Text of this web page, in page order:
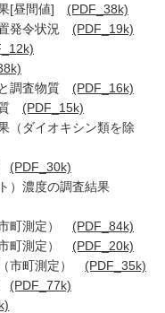
[昼間値] (PDF_38k)
発令状況 (PDF_19k)
調査物質 (PDF_16k)
(PDF_15k)
（ダイオキシン類を除
(PDF_30k)
）濃度の調査結果
町測定） (PDF_84k)
町測定） (PDF_20k)
市町測定） (PDF_35k)
(PDF_77k)